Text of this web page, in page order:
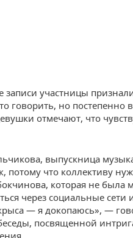
записи участницы
говорить, но постепенно
отмечают, что
выпускница
потому что коллективу
которая не
через социальные
— я докопаюсь», —
посвященной